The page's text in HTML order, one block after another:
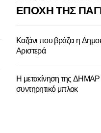
ΕΠΟΧΗ ΤΗΣ
Καζάνι που βράζει η
Αριστερά
Η μετακίνηση της ΔΗΜΑΡ
συντηρητικό μπλοκ